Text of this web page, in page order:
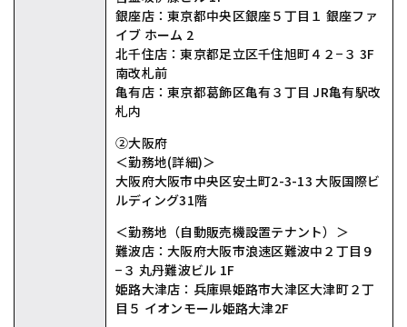
銀座店：東京都中央区銀座５丁⽬１ 銀座ファ
イブ ホーム 2
北千住店：東京都⾜⽴区千住旭町４２−３ 3F
南改札前
⻲有店：東京都葛飾区⻲有３丁⽬ JR⻲有駅改
札内
②⼤阪府
＜勤務地(詳細)＞
⼤阪府⼤阪市中央区安⼟町2-3-13 ⼤阪国際ビ
ルディング31階
＜勤務地（⾃動販売機設置テナント）＞
難波店：⼤阪府⼤阪市浪速区難波中２丁⽬９
−３ 丸丹難波ビル 1F
姫路⼤津店：兵庫県姫路市⼤津区⼤津町２丁
⽬５ イオンモール姫路⼤津2F